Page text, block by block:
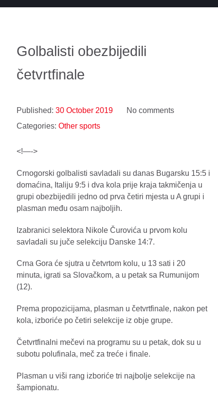
Golbalisti obezbijedili
četvrtfinale
Published: 30 October 2019
No comments
Categories: Other sports
<!—->
Crnogorski golbalisti savladali su danas Bugarsku 15:5 i
domaćina, Italiju 9:5 i dva kola prije kraja takmičenja u
grupi obezbijedili jedno od prva četiri mjesta u A grupi i
plasman među osam najboljih.
Izabranici selektora Nikole Čurovića u prvom kolu
savladali su juče selekciju Danske 14:7.
Crna Gora će sjutra u četvrtom kolu, u 13 sati i 20
minuta, igrati sa Slovačkom, a u petak sa Rumunijom
(12).
Prema propozicijama, plasman u četvrtfinale, nakon pet
kola, izboriće po četiri selekcije iz obje grupe.
Četvrtfinalni mečevi na programu su u petak, dok su u
subotu polufinala, meč za treće i finale.
Plasman u viši rang izboriće tri najbolje selekcije na
šampionatu.